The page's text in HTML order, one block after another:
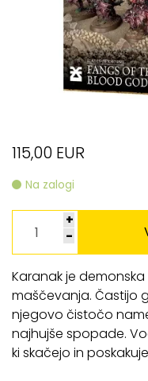
115,00 EUR
Na zalogi
+
-
Karanak je
maščevanja. Častijo
njegovo čistočo
najhujše spopade.
ki skačejo in